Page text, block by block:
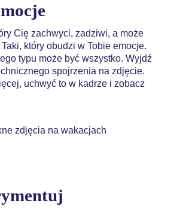
Cię zachwyci, zadziwi, a może
który obudzi w Tobie emocje.
typu może być wszystko. Wyjdź
spojrzenia na zdjęcie.
uchwyć to w kadrze i zobacz